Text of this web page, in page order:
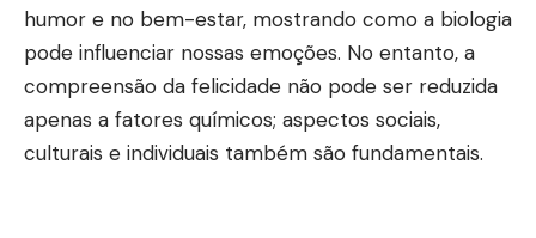
humor e no bem-estar, mostrando como a biologia
pode influenciar nossas emoções. No entanto, a
compreensão da felicidade não pode ser reduzida
apenas a fatores químicos; aspectos sociais,
culturais e individuais também são fundamentais.